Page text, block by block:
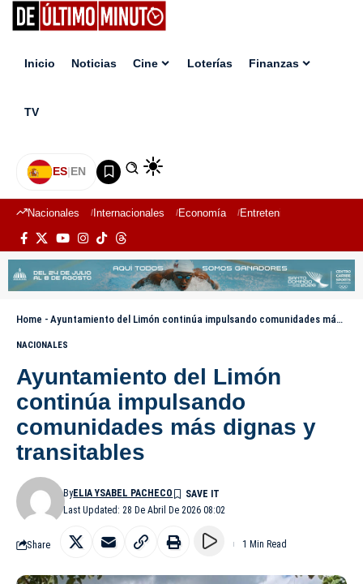
Inicio Noticias Cine Loterías Finanzas
TV
ES|EN
Nacionales Internacionales Economía Entretenimiento
Home - Ayuntamiento del Limón continúa impulsando comunidades más dignas y transitables
NACIONALES
Ayuntamiento del Limón
continúa impulsando
comunidades más dignas y
transitables
Last Updated: 28 De Abril De 2026 08:02
ByELIA YSABEL PACHECO
Share 1 Min Read